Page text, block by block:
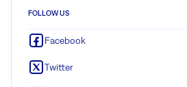
FOLLOW US
Facebook
Twitter